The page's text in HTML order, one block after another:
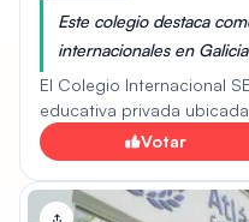
Este colegio destaca
internacionales en
global y diversa a sus
El Colegio Internacional
educativa privada
un currículo internacional
destacando por su
tecnología avanzada en
el desarrollo integral del
Votar